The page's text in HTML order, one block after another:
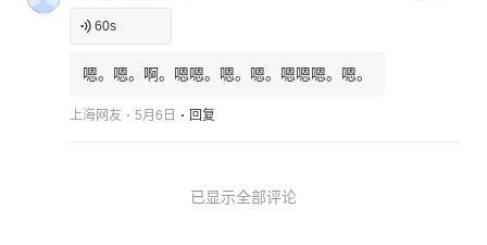
60s
嗯。嗯。啊。嗯嗯。嗯。嗯。嗯嗯嗯。嗯。
上海网友 5月6日 回复
已显示全部评论